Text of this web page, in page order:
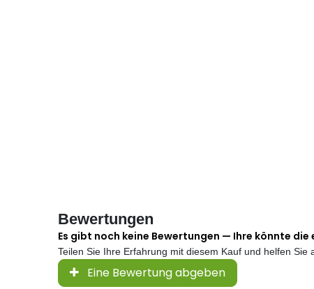
Bewertungen
Es gibt noch keine Bewertungen — Ihre könnte die
Teilen Sie Ihre Erfahrung mit diesem Kauf und helfen
Eine Bewertung abgeben